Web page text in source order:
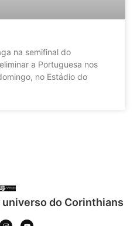
na semifinal do
a Portuguesa nos
no Estádio do
do Corinthians